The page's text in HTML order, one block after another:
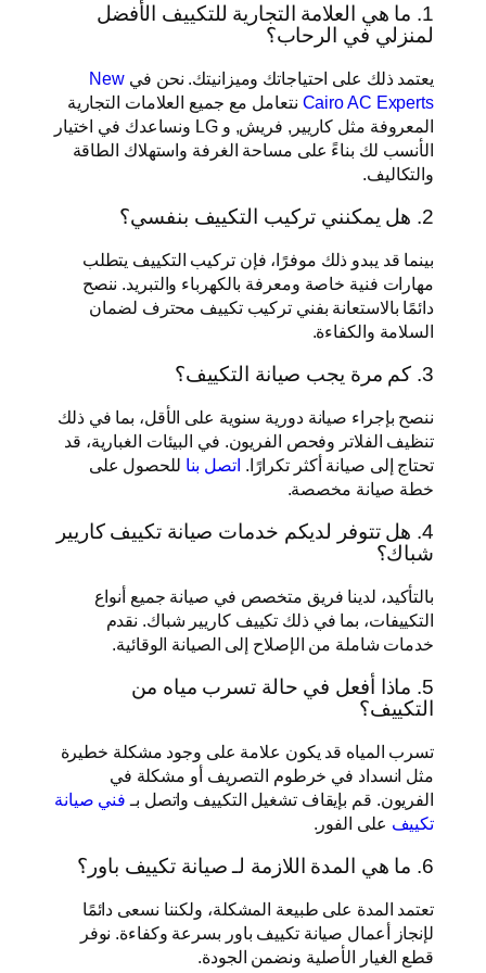
1. ما هي العلامة التجارية للتكييف الأفضل
لمنزلي في الرحاب؟
يعتمد ذلك على احتياجاتك وميزانيتك. نحن في New
Cairo AC Experts نتعامل مع جميع العلامات التجارية
المعروفة مثل كاريير, فريش, و LG ونساعدك في اختيار
الأنسب لك بناءً على مساحة الغرفة واستهلاك الطاقة
والتكاليف.
2. هل يمكنني تركيب التكييف بنفسي؟
بينما قد يبدو ذلك موفرًا، فإن تركيب التكييف يتطلب
مهارات فنية خاصة ومعرفة بالكهرباء والتبريد. ننصح
دائمًا بالاستعانة بفني تركيب تكييف محترف لضمان
السلامة والكفاءة.
3. كم مرة يجب صيانة التكييف؟
ننصح بإجراء صيانة دورية سنوية على الأقل، بما في ذلك
تنظيف الفلاتر وفحص الفريون. في البيئات الغبارية، قد
تحتاج إلى صيانة أكثر تكرارًا. اتصل بنا للحصول على
خطة صيانة مخصصة.
4. هل تتوفر لديكم خدمات صيانة تكييف كاريير
شباك؟
بالتأكيد، لدينا فريق متخصص في صيانة جميع أنواع
التكييفات، بما في ذلك تكييف كاريير شباك. نقدم
خدمات شاملة من الإصلاح إلى الصيانة الوقائية.
5. ماذا أفعل في حالة تسرب مياه من
التكييف؟
تسرب المياه قد يكون علامة على وجود مشكلة خطيرة
مثل انسداد في خرطوم التصريف أو مشكلة في
الفريون. قم بإيقاف تشغيل التكييف واتصل بـ فني صيانة
تكييف على الفور.
6. ما هي المدة اللازمة لـ صيانة تكييف باور؟
تعتمد المدة على طبيعة المشكلة، ولكننا نسعى دائمًا
لإنجاز أعمال صيانة تكييف باور بسرعة وكفاءة. نوفر
قطع الغيار الأصلية ونضمن الجودة.